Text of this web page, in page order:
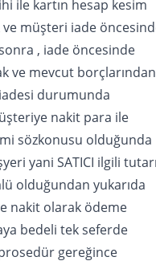
ile kartın hesap kesim
ve müşteri iade
, iade öncesinde
ve mevcut borçlarından
durumunda
nakit para ile
sözkonusu olduğunda
yani SATICI ilgili tutarı
olduğundan yukarıda
nakit olarak ödeme
bedeli tek seferde
gereğince